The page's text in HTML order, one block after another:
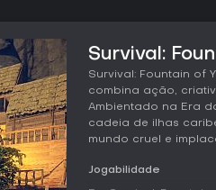
Survival:
Survival: Fountain of
combina ação,
Ambientado na Era
cadeia de ilhas
mundo cruel e
Jogabilidade